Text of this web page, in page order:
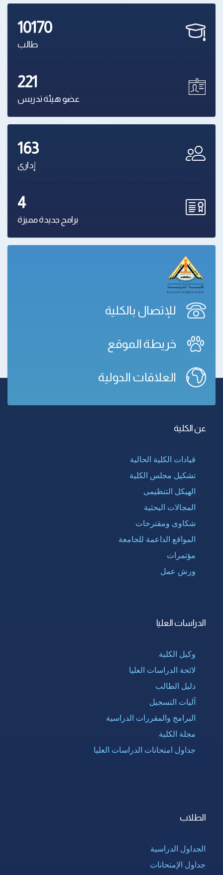
10170
طالب
221
عضو هيئة تدريس
163
إدارى
4
برامج جديدة مميزة
للإتصال بالكلية
خريطة الموقع
العلاقات الدولية
عن الكلية
قيادات الكلية الحالية
تشكيل مجلس الكلية
الهيكل التنظيمى
المجالات البحثية
شكاوى ومقترحات
المواقع الداعمة للجامعة
مؤتمرات
ورش عمل
الدراسات العليا
وكيل الكلية
لائحة الدراسات العليا
دليل الطالب
آليات التسجيل
البرامج والمقررات الدراسية
مجلة الكلية
جداول امتحانات الدراسات العليا
الطلاب
الجداول الدراسية
جداول الإمتحانات